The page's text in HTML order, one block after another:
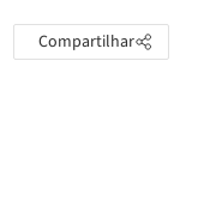
Compartilhar